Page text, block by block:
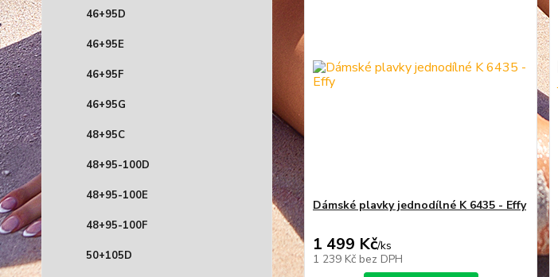
46+95D
46+95E
46+95F
46+95G
48+95C
48+95-100D
48+95-100E
48+95-100F
50+105D
Dámské plavky jednodílné K 6435 - Effy
1 499 Kč/ks
1 239 Kč bez DPH